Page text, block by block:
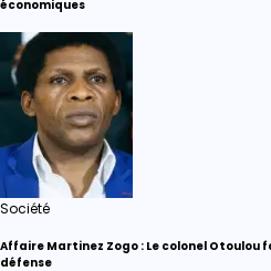
économiques
Société
Affaire Martinez Zogo : Le colonel Otoulou
défense